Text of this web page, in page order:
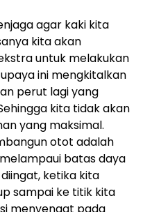
agar kaki kita
kita akan
untuk melakukan
ini mengkitalkan
perut lagi yang
kita tidak akan
yang maksimal.
otot adalah
batas daya
ketika kita
sampai ke titik kita